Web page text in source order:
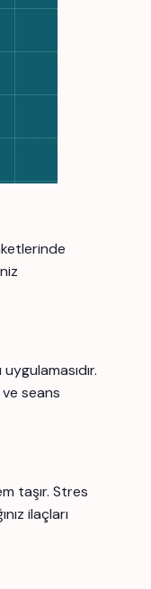
seans
taşır. Stres
ilaçları